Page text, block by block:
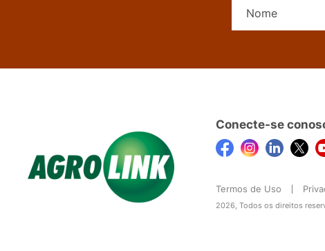
Conecte-se
Termos de Uso
2026, Todos os direitos